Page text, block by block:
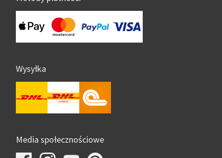
Wysyłka
Media społecznościowe